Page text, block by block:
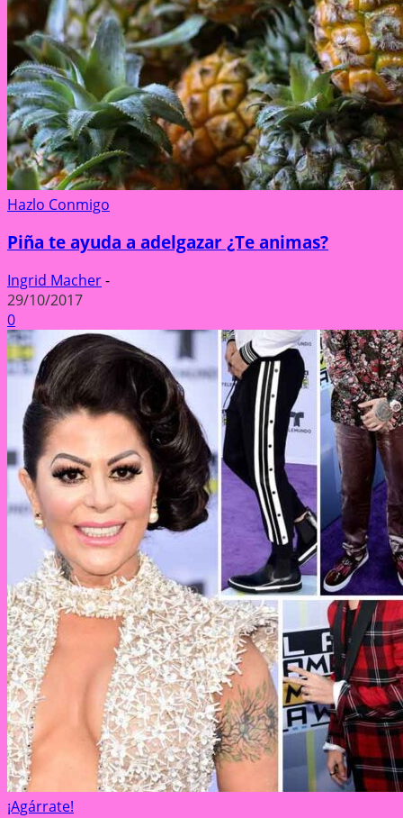
Hazlo Conmigo
Piña te ayuda a adelgazar ¿Te animas?
Ingrid Macher-
29/10/2017
0
¡Agárrate!